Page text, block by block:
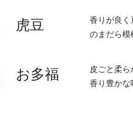
虎豆
香りが良く
のまだら模
お多福
皮ごと柔
香り豊かな